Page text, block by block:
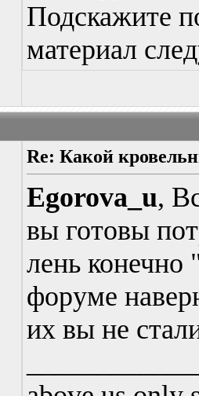
Подскажите
материал
Re: Какой
Egorova_u,
вы готовы
лень конечно
форуме
их вы не